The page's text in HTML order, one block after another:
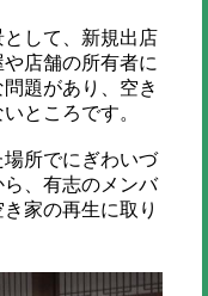
して、新規出店
店舗の所有者に
題があり、空き
ところです。
所でにぎわいづ
、有志のメンバ
家の再生に取り